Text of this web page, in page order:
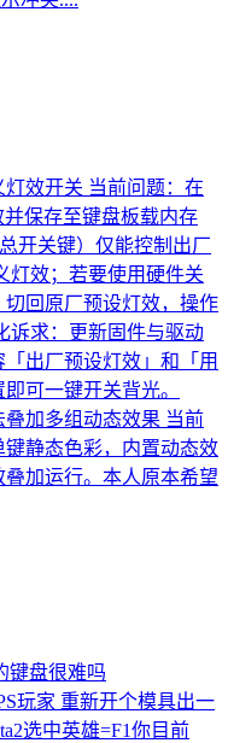
效开关 当前问题：在
保存至键盘板载内存
开关键）仅能控制出厂
灯效；若要使用硬件关
回原厂预设灯效，操作
诉求：更新固件与驱动
出厂预设灯效」和「用
可一键开关背光。
加多组动态效果 当前
静态色彩，内置动态效
加运行。本人原本希望
键盘很难吗
玩家 重新开个模具出一
选中英雄=F1你目前